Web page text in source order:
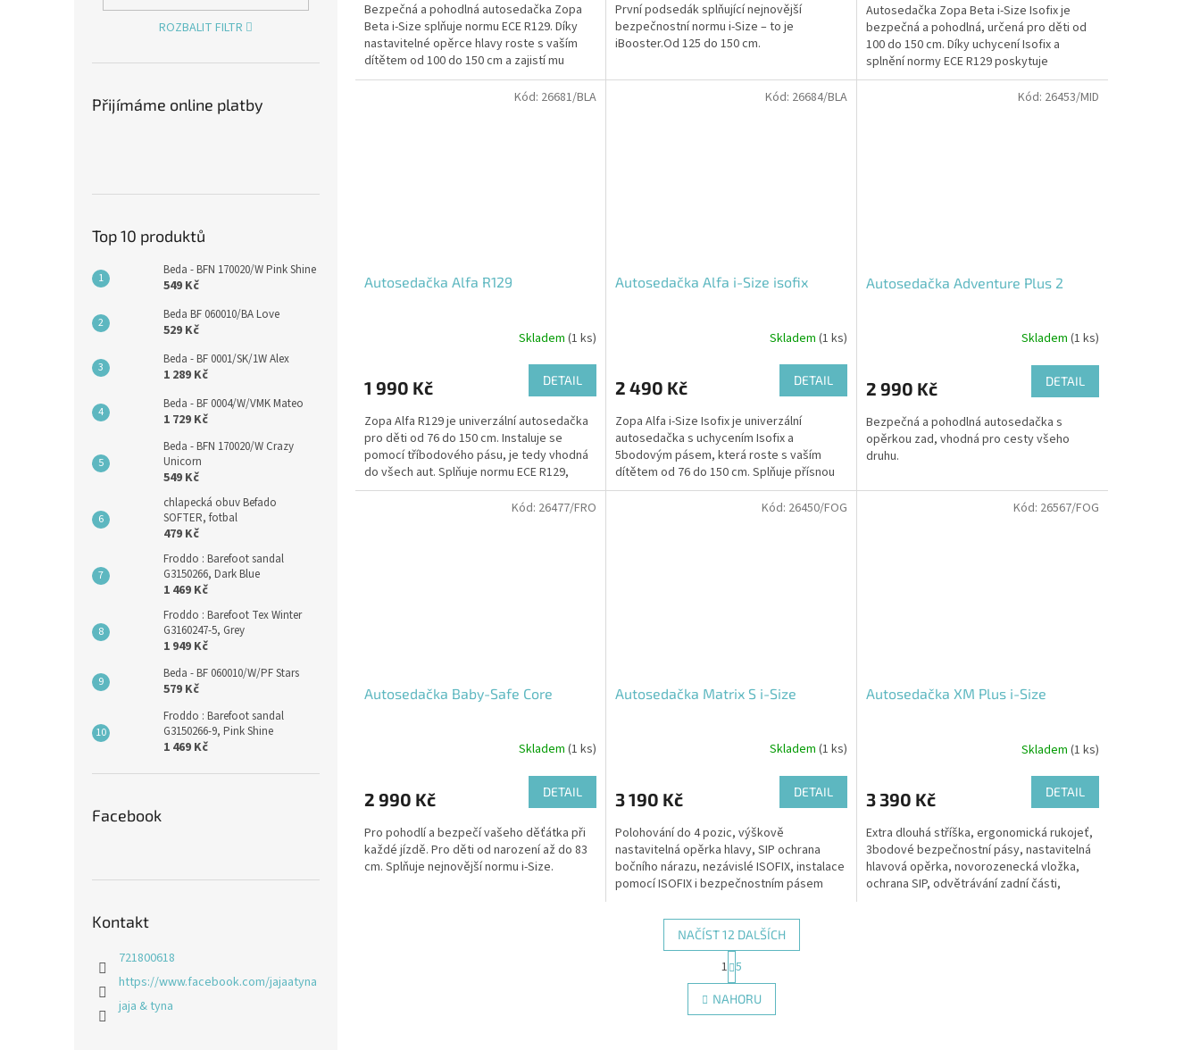
ROZBALIT FILTR
Přijímáme online platby
Top 10 produktů
Beda - BFN 170020/W Pink Shine
549 Kč
Beda BF 060010/BA Love
529 Kč
Beda - BF 0001/SK/1W Alex
1 289 Kč
Beda - BF 0004/W/VMK Mateo
1 729 Kč
Beda - BFN 170020/W Crazy
Unicorn
549 Kč
chlapecká obuv Befado
SOFTER, fotbal
479 Kč
Froddo : Barefoot sandal
G3150266, Dark Blue
1 469 Kč
Froddo : Barefoot Tex Winter
G3160247-5, Grey
1 949 Kč
Beda - BF 060010/W/PF Stars
579 Kč
Froddo : Barefoot sandal
G3150266-9, Pink Shine
1 469 Kč
Facebook
Kontakt
721800618
https://www.facebook.com/jajaatyna
jaja & tyna
Bezpečná a pohodlná autosedačka Zopa
Beta i-Size splňuje normu ECE R129. Díky
nastavitelné opěrce hlavy roste s vaším
dítětem od 100 do 150 cm a zajistí mu
bezpečné a komfortní...
První podsedák splňující nejnovější
bezpečnostní normu i-Size – to je
iBooster.Od 125 do 150 cm.
Autosedačka Zopa Beta i-Size Isofix je
bezpečná a pohodlná, určená pro děti od
100 do 150 cm. Díky uchycení Isofix a
splnění normy ECE R129 poskytuje
maximální stabilitu a...
Autosedačka Alfa R129
Skladem (1 ks)
1 990 Kč DETAIL
Zopa Alfa R129 je univerzální autosedačka
pro děti od 76 do 150 cm. Instaluje se
pomocí tříbodového pásu, je tedy vhodná
do všech aut. Splňuje normu ECE R129,
roste s dítětem a...
Kód: 26681/BLA
Autosedačka Alfa i-Size isofix
Skladem (1 ks)
2 490 Kč DETAIL
Zopa Alfa i-Size Isofix je univerzální
autosedačka s uchycením Isofix a
5bodovým pásem, která roste s vaším
dítětem od 76 do 150 cm. Splňuje přísnou
normu ECE R129 a zajišťuje...
Kód: 26684/BLA
Autosedačka Adventure Plus 2
Skladem (1 ks)
2 990 Kč DETAIL
Bezpečná a pohodlná autosedačka s
opěrkou zad, vhodná pro cesty všeho
druhu.
Kód: 26453/MID
Autosedačka Baby-Safe Core
Skladem (1 ks)
2 990 Kč DETAIL
Pro pohodlí a bezpečí vašeho děťátka při
každé jízdě. Pro děti od narození až do 83
cm. Splňuje nejnovější normu i-Size.
Kód: 26477/FRO
Autosedačka Matrix S i-Size
Skladem (1 ks)
3 190 Kč DETAIL
Polohování do 4 pozic, výškově
nastavitelná opěrka hlavy, SIP ochrana
bočního nárazu, nezávislé ISOFIX, instalace
pomocí ISOFIX i bezpečnostním pásem
Kód: 26450/FOG
Autosedačka XM Plus i-Size
Skladem (1 ks)
3 390 Kč DETAIL
Extra dlouhá stříška, ergonomická rukojeť,
3bodové bezpečnostní pásy, nastavitelná
hlavová opěrka, novorozenecká vložka,
ochrana SIP, odvětrávání zadní části,
Kód: 26567/FOG
O
v
l
NAČÍST 12 DALŠÍCH
t
r
á
n
1 5
NAHORU